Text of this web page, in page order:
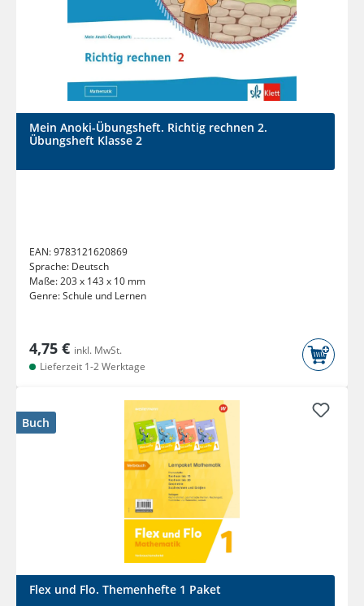
Mein Anoki-Übungsheft. Richtig rechnen 2.
Übungsheft Klasse 2
EAN:9783121620869
Sprache: Deutsch
Maße:203 x 143 x 10 mm
Genre:Schule und Lernen
4,75 € inkl. MwSt.
Lieferzeit 1-2 Werktage
Buch
Flex und Flo. Themenhefte 1 Paket